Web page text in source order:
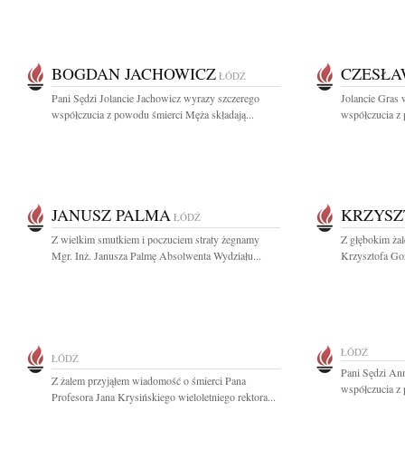
BOGDAN JACHOWICZ ŁÓDŹ
Pani Sędzi Jolancie Jachowicz wyrazy szczerego
współczucia z powodu śmierci Męża składają...
Jolancie Gras
współczucia
JANUSZ PALMA ŁÓDŹ
Z wielkim smutkiem i poczuciem straty żegnamy
Mgr. Inż. Janusza Palmę Absolwenta Wydziału...
Z głębokim
Krzysztofa
ŁÓDŹ
Z żalem przyjąłem wiadomość o śmierci Pana
Profesora Jana Krysińskiego wieloletniego rektora...
ŁÓDŹ
Pani Sędzi
współczucia